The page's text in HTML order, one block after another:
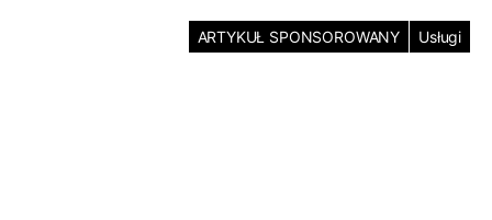
ARTYKUŁ SPONSOROWANY Usługi